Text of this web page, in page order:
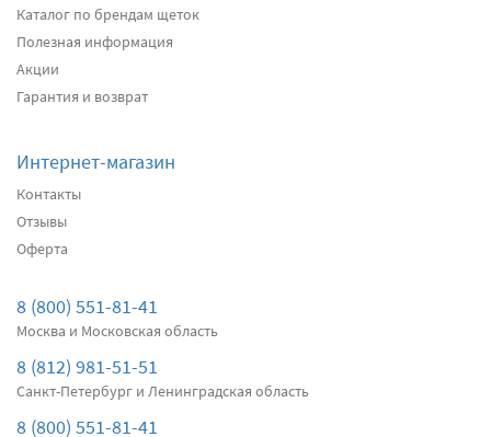
Подробнее
Подробнее
Передние дворники
Подробнее
Каталог по брендам щеток
Полезная информация
Акции
Гарантия и возврат
Интернет-магазин
Контакты
Отзывы
Оферта
8 (800) 551-81-41
Москва и Московская область
8 (812) 981-51-51
Санкт-Петербург и Ленинградская область
8 (800) 551-81-41